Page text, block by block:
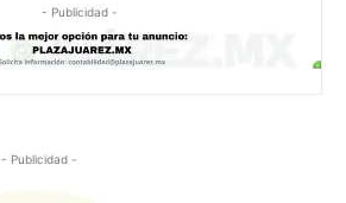
- Publicidad -
- Publicidad -